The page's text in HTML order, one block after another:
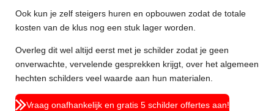
Ook kun je zelf steigers huren en opbouwen zodat de totale
kosten van de klus nog een stuk lager worden.
Overleg dit wel altijd eerst met je schilder zodat je geen
onverwachte, vervelende gesprekken krijgt, over het algemeen
hechten schilders veel waarde aan hun materialen.
Vraag onafhankelijk en gratis 5 schilder offertes aan!